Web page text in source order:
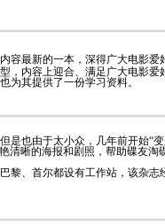
最新的一本，深得广大电影爱
，内容上迎合、满足广大电影
为其提供了一份学习资料。
是也由于太小众，几年前开始“
清晰的海报和剧照，帮助碟友淘
黎、首尔都设有工作站，该杂志